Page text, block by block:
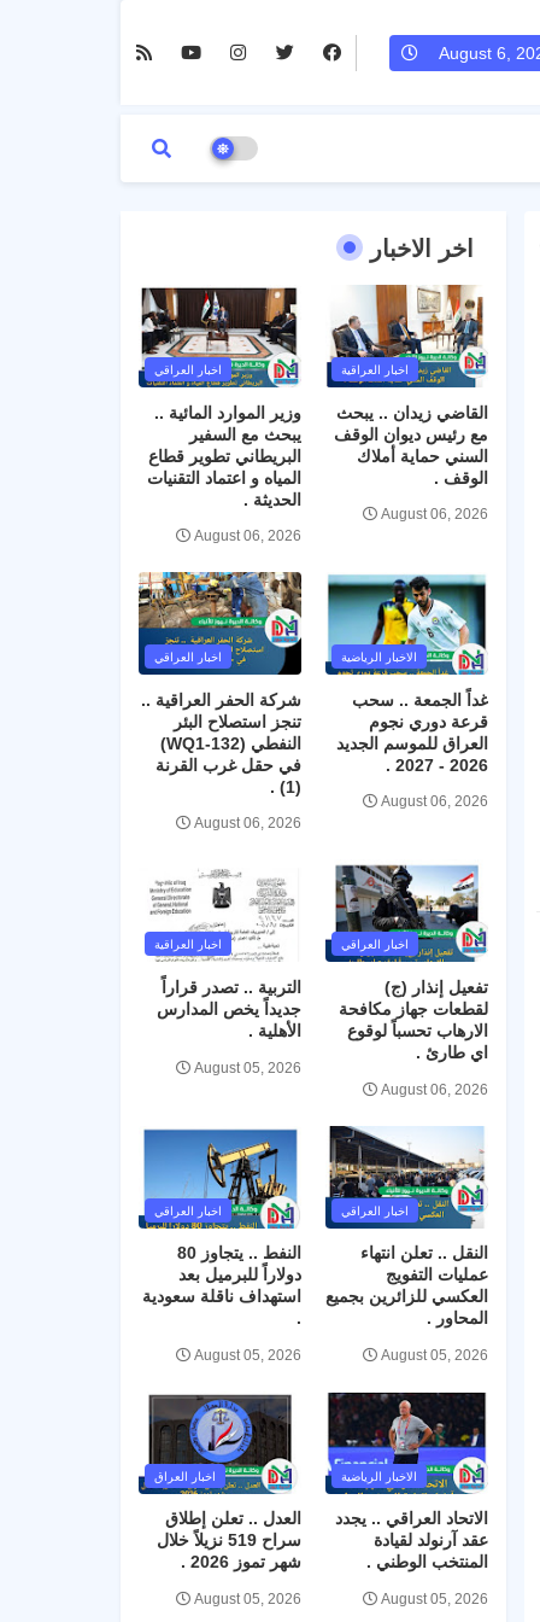
August 6,
اخر الاخبار
اخبار العراقية
القاضي زيدان .. يبحث
مع رئيس ديوان الوقف
السني حماية أملاك
الوقف .
August 06, 2026
اخبار العراقي
وزير الموارد المائية ..
يبحث مع السفير
البريطاني تطوير قطاع
المياه و اعتماد التقنيات
الحديثة .
August 06, 2026
الاخبار الرياضية
غداً الجمعة .. سحب
قرعة دوري نجوم
العراق للموسم الجديد
2026 - 2027 .
August 06, 2026
اخبار العراقي
شركة الحفر العراقية ..
تنجز استصلاح البئر
النفطي (WQ1-132)
في حقل غرب القرنة
(1) .
August 06, 2026
اخبار العراقي
تفعيل إنذار (ج)
لقطعات جهاز مكافحة
الارهاب تحسباً لوقوع
اي طارئ .
August 06, 2026
اخبار العراقية
التربية .. تصدر قراراً
جديداً يخص المدارس
الأهلية .
August 05, 2026
اخبار العراقي
النقل .. تعلن انتهاء
عمليات التفويج
العكسي للزائرين بجميع
المحاور .
August 05, 2026
اخبار العراقي
النفط .. يتجاوز 80
دولاراً للبرميل بعد
استهداف ناقلة سعودية
.
August 05, 2026
الاخبار الرياضية
الاتحاد العراقي .. يجدد
عقد آرنولد لقيادة
المنتخب الوطني .
August 05, 2026
اخبار العراق
العدل .. تعلن إطلاق
سراح 519 نزيلاً خلال
شهر تموز 2026 .
August 05, 2026